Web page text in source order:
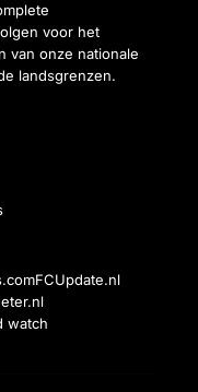
voor het
van onze nationale
landsgrenzen.
FCUpdate.nl
watch